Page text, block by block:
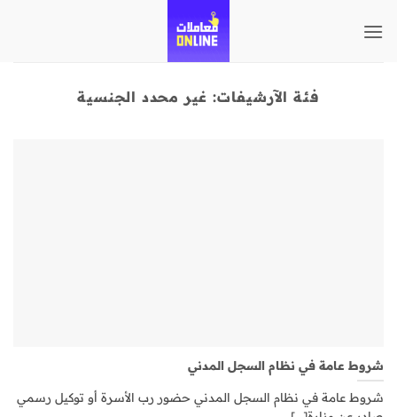
للمحتوى
فئة الآرشيفات: غير محدد الجنسية
شروط عامة في نظام السجل المدني
شروط عامة في نظام السجل المدني حضور رب الأسرة أو توكيل رسمي